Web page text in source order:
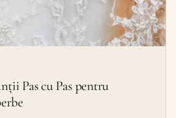
Pas cu Pas pentru